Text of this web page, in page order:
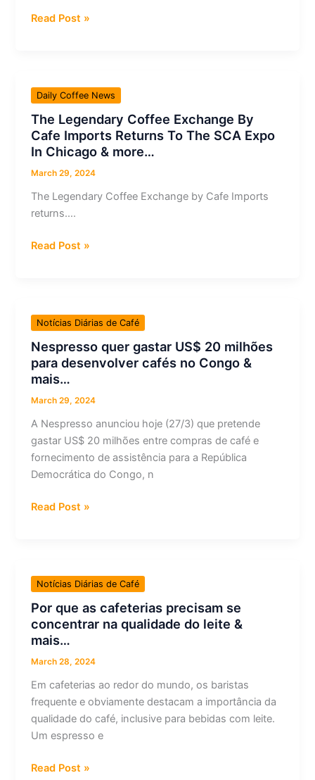
¿Por
fácil
cultivar
café
de
especialidad
para
productores
más
Read Post »
Daily Coffee News
The Legendary Coffee Exchange By
Cafe Imports Returns To The SCA Expo
In Chicago & more…
March 29, 2024
The Legendary Coffee Exchange by Cafe Imports
returns….
The
By
Cafe
Imports
Returns
To
The
Expo
In
Chicago
&
Read Post »
Notícias Diárias de Café
Nespresso quer gastar US$ 20 milhões
para desenvolver cafés no Congo &
mais…
March 29, 2024
A Nespresso anunciou hoje (27/3) que pretende
gastar US$ 20 milhões entre compras de café e
fornecimento de assistência para a República
Democrática do Congo, n
Nespresso
20
milhões
para
desenvolver
cafés
no
&
mais…
Read Post »
Notícias Diárias de Café
Por que as cafeterias precisam se
concentrar na qualidade do leite &
mais…
March 28, 2024
Em cafeterias ao redor do mundo, os baristas
frequente e obviamente destacam a importância da
qualidade do café, inclusive para bebidas com leite.
Um espresso e
Por
Read Post »